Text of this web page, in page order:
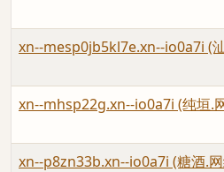
xn--mesp0jb5kl7e.xn--io0a7i (
xn--mhsp22g.xn--io0a7i (纯垣.
xn--p8zn33b.xn--io0a7i (糖酒.